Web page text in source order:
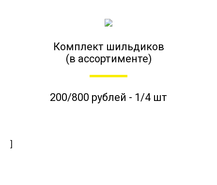
Комплект шильдиков
(в ассортименте)
200/800 рублей - 1/4 шт
]